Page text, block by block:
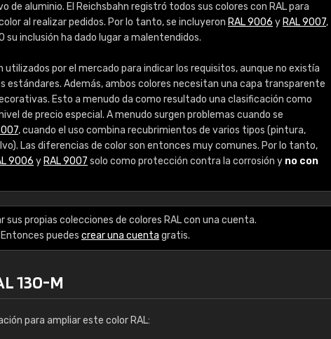
de aluminio. El Reichsbahn registró todos sus colores con RAL para
al realizar pedidos. Por lo tanto, se incluyeron RAL 9006 y RAL 9007,
su inclusión ha dado lugar a malentendidos.
utilizados por el mercado para indicar los requisitos, aunque no existía
estándares. Además, ambos colores necesitan una capa transparente
Esto a menudo da como resultado una clasificación como
de precio especial. A menudo surgen problemas cuando se
, cuando el uso combina recubrimientos de varios tipos (pintura,
Las diferencias de color son entonces muy comunes. Por lo tanto,
9006 y RAL 9007 solo como protección contra la corrosión y no con
sus propias colecciones de colores RAL con una cuenta.
puedes crear una cuenta gratis.
130-M
para ampliar este color RAL:
Enrique